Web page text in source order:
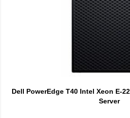
Dell PowerEdge T40 Intel Xeon E-
Server